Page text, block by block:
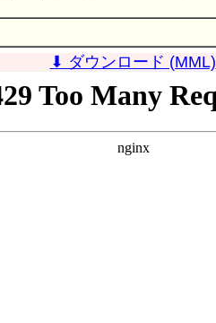
⬇ ダウンロード (MML)